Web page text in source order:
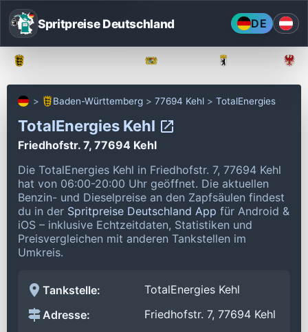
Spritpreise Deutschland DE
Baden-Württemberg 77694 Kehl TotalEnergies
TotalEnergies Kehl
Friedhofstr. 7, 77694 Kehl
Die TotalEnergies Kehl in Friedhofstr. 7, 77694 Kehl
hat von 06:00-20:00 Uhr geöffnet. Die aktuellen
Benzin- und Dieselpreise an den Zapfsäulen findest
du in der Spritpreise Deutschland App für Android &
iOS – inklusive Echtzeitdaten, Statistiken und
Preisvergleichen mit anderen Tankstellen im
Umkreis.
Tankstelle:
TotalEnergies Kehl
Adresse:
Friedhofstr. 7, 77694 Kehl